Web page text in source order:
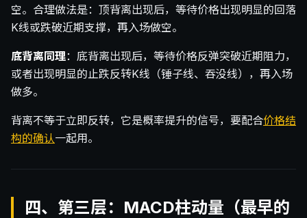
空。合理做法是：顶背离出现后，等待价格出现明显的回落
K线或跌破近期支撑，再入场做空。
底背离同理：底背离出现后，等待价格反弹突破近期阻力，
或者出现明显的止跌反转K线（锤子线、吞没线），再入场
做多。
背离不等于立即反转，它是概率提升的信号，要配合价格结
构的确认一起用。
四、第三层：MACD柱动量（最早的